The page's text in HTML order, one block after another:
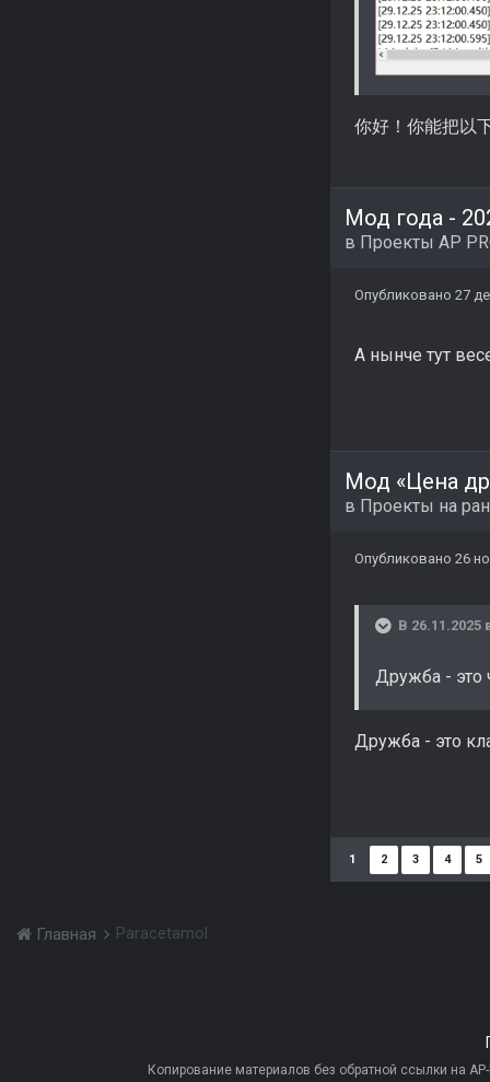
你好！你能把以
Мод года -
в Проекты AP
Опубликовано 27
А нынче тут
Мод «Цена
в Проекты на
Опубликовано 26
В 26.11.2025
Дружба - это
Дружба - это
1 2 3 4 5
Главная Paracetamol
Копирование материалов без обратной ссылки на